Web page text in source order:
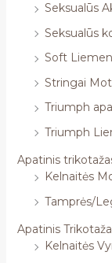
Seksualūs
Seksualūs
Soft
Stringai
Triumph
Triumph
Apatinis
Kelnaitės
Tamprės/
Apatinis
Kelnaitės